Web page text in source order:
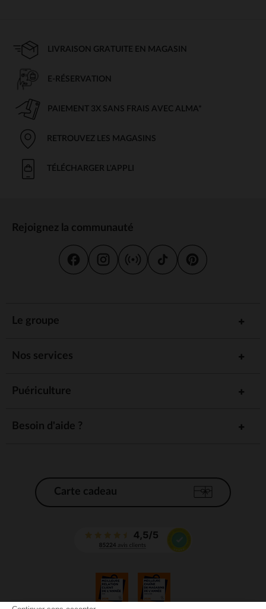
LIVRAISON GRATUITE EN MAGASIN
E-RÉSERVATION
PAIEMENT 3X SANS FRAIS AVEC ALMA*
RETROUVEZ LES MAGASINS
TÉLÉCHARGER L'APPLI
Rejoignez la communauté
Le groupe
Nos services
Puériculture
Besoin d'aide ?
Carte cadeau